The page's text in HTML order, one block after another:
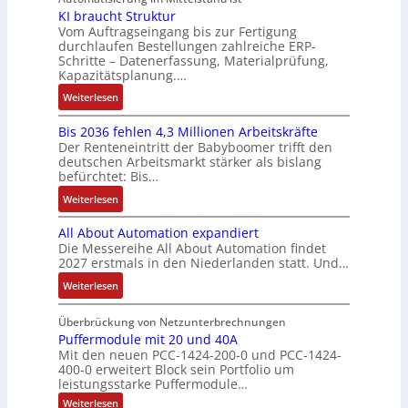
E
n
t
w
i
c
k
l
u
n
g
P
o
s
i
t
i
v
e
M
o
m
e
n
t
a
u
f
n
a
h
m
e
,
b
o
t
i
k
o
n
i
n
F
a
n
u
c
C
N
C
-
S
y
s
t
e
m
e
k
-
G
e
s
c
h
ä
f
t
s
f
h
r
e
r
u
m
V
o
r
y
s
t
è
m
e
s
:
Q
2
-
E
r
g
e
b
n
i
s
s
e
b
e
e
r
V
e
r
t
r
i
e
b
s
-
u
n
d
M
a
r
k
e
t
i
n
KI braucht Struktur
Vom Auftragseingang bis zur Fertigung
durchlaufen Bestellungen zahlreiche ERP-
Schritte – Datenerfassung, Materialprüfung,
Kapazitätsplanung.…
Weiterlesen:
K
I
b
r
a
u
c
h
t
S
t
r
u
k
t
u
r
Bis 2036 fehlen 4,3 Millionen Arbeitskräfte
Der Renteneintritt der Babyboomer trifft den
deutschen Arbeitsmarkt stärker als bislang
befürchtet: Bis…
Weiterlesen:
B
i
s
2
0
3
6
f
e
h
l
All About Automation expandiert
Die Messereihe All About Automation findet
2027 erstmals in den Niederlanden statt. Und…
Weiterlesen:
A
l
l
A
b
o
Überbrückung von Netzunterbrechnungen
Puffermodule mit 20 und 40A
Mit den neuen PCC-1424-200-0 und PCC-1424-
400-0 erweitert Block sein Portfolio um
leistungsstarke Puffermodule…
Weiterlesen: